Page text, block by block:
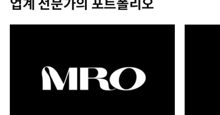
업계 전문가의 포트폴리오